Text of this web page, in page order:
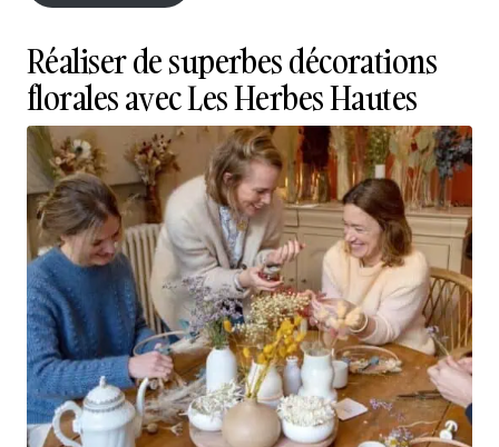
En savoir plus
Réaliser de superbes décorations
florales avec Les Herbes Hautes